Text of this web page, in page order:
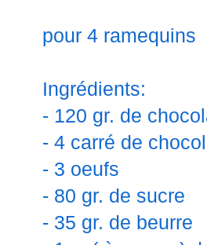
pour 4 ramequins
Ingrédients:
- 120 gr. de
- 4 carré de
- 3 oeufs
- 80 gr. de sucre
- 35 gr. de beurre